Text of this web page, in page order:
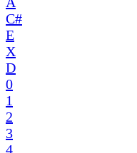
C#
E
X
D
0
1
2
3
4